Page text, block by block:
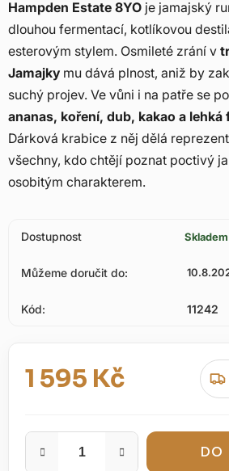
Hampden Estate 8YO je jamajský
dlouhou fermentací, kotlíkovou
esterovým stylem. Osmileté zrání v
Jamajky mu dává plnost, aniž by
suchý projev. Ve vůni i na patře se
ananas, koření, dub, kakao a
Dárková krabice z něj dělá
všechny, kdo chtějí poznat poctivý
osobitým charakterem.
Dostupnost Skladem
Můžeme doručit do:
Kód: 11242
1 595 Kč
Měrná cena:
DO